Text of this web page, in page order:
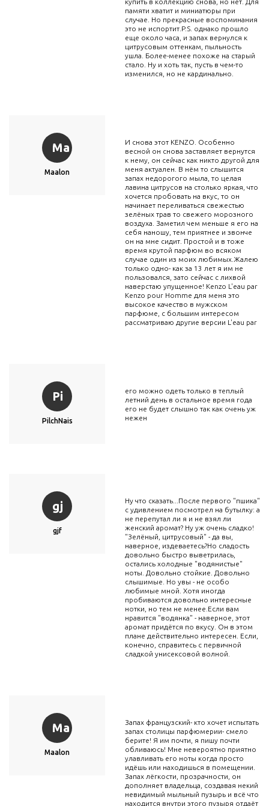
памяти хватит и миниатюры при
случае. Но прекрасные воспоминания
это не испортит.P.S. однако прошло
еще около часа, и запах вернулся к
цитрусовым оттенкам, пыльность
ушла. Более-менее похоже на старый
стало. Ну и хоть так, пусть в чем-то
изменился, но не кардинально.
Ma
Maalon
И снова этот KENZO. Особенно
весной он снова заставляет вернутся
к нему, он сейчас как никто другой для
меня актуален. В нём то слышится
запах недорогого мыла, то целая
лавина цитрусов на столько яркая, что
хочется пробовать на вкус, то он
начинает переливаться свежестью
зелёных трав то свежего морозного
воздуха. Заметил чем меньше я его на
себя наношу, тем приятнее и звонче
он на мне сидит. Простой и в тоже
время крутой парфюм во всяком
случае один из моих любимых.Жалею
только одно- как за 13 лет я им не
пользовался, зато сейчас с лихвой
наверстаю упущенное! Kenzo L'eau par
Kenzo pour Homme для меня это
высокое качество в мужском
парфюме, с большим интересом
рассматриваю другие версии L'eau par
Pi
PilchNais
его можно одеть только в теплый
летний день в остальное время года
его не будет слышно так как очень уж
нежен
gj
gjf
Ну что сказать...После первого "пшика"
с удивлением посмотрел на бутылку: а
не перепутал ли я и не взял ли
женский аромат? Ну уж очень сладко!
"Зелёный, цитрусовый" - да вы,
наверное, издеваетесь?Но сладость
довольно быстро выветрилась,
остались холодные "водянистые"
ноты. Довольно стойкие. Довольно
слышимые. Но увы - не особо
любимые мной. Хотя иногда
пробиваются довольно интересные
нотки, но тем не менее.Если вам
нравится "водянка" - наверное, этот
аромат придётся по вкусу. Он в этом
плане действительно интересен. Если,
конечно, справитесь с первичной
сладкой унисексовой волной.
Ma
Maalon
Запах французский- кто хочет испытать
запах столицы парфюмерии- смело
берите! Я им почти, я пишу почти
обливаюсь! Мне невероятно приятно
улавливать его ноты когда просто
идёшь или находишься в помещении.
Запах лёгкости, прозрачности, он
дополняет владельца, создавая некий
невидимый мыльный пузырь и всё что
находится внутри этого пузыря отдаёт